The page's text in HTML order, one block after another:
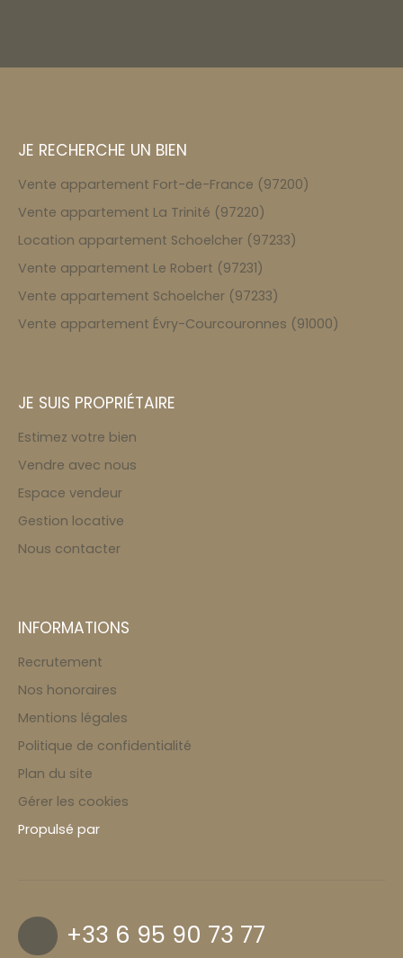
JE RECHERCHE UN BIEN
Vente appartement Fort-de-France (97200)
Vente appartement La Trinité (97220)
Location appartement Schoelcher (97233)
Vente appartement Le Robert (97231)
Vente appartement Schoelcher (97233)
Vente appartement Évry-Courcouronnes (91000)
JE SUIS PROPRIÉTAIRE
Estimez votre bien
Vendre avec nous
Espace vendeur
Gestion locative
Nous contacter
INFORMATIONS
Recrutement
Nos honoraires
Mentions légales
Politique de confidentialité
Plan du site
Gérer les cookies
Propulsé par
+33 6 95 90 73 77